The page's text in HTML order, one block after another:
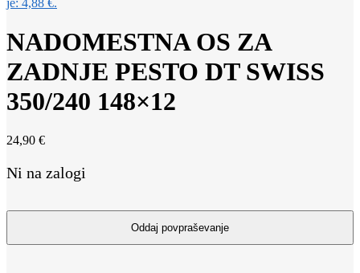
NADOMESTNA OS ZA
ZADNJE PESTO DT SWISS
350/240 148×12
24,90 €
Ni na zalogi